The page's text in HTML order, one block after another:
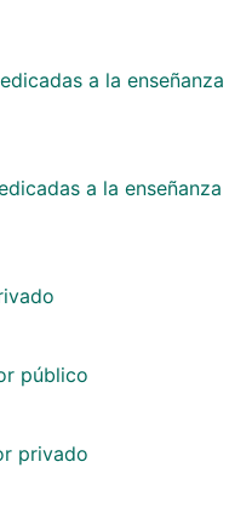
a la enseñanza
a la enseñanza
público
privado